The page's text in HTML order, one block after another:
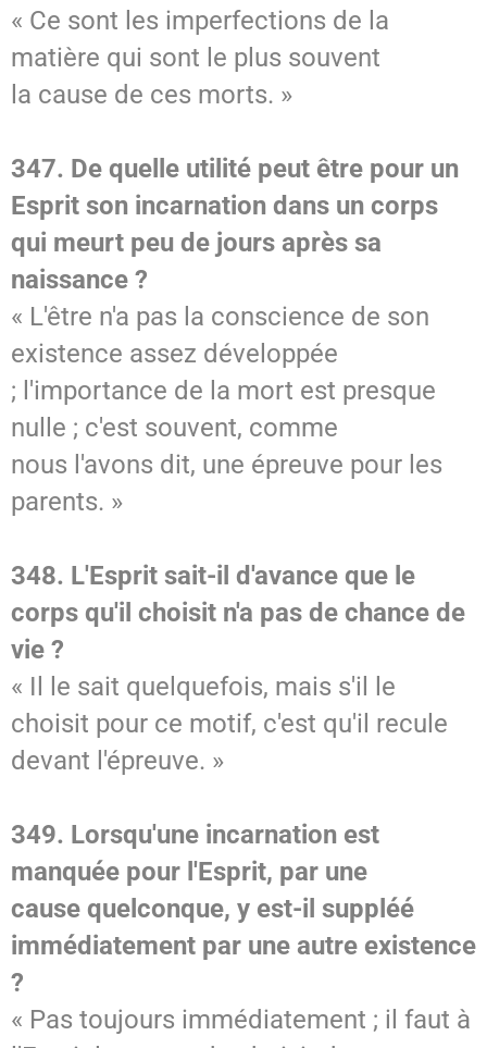
« Ce sont les imperfections de la
matière qui sont le plus souvent
la cause de ces morts. »
347. De quelle utilité peut être pour un
Esprit son incarnation dans un corps
qui meurt peu de jours après sa
naissance ?
« L'être n'a pas la conscience de son
existence assez développée
; l'importance de la mort est presque
nulle ; c'est souvent, comme
nous l'avons dit, une épreuve pour les
parents. »
348. L'Esprit sait-il d'avance que le
corps qu'il choisit n'a pas de chance de
vie ?
« Il le sait quelquefois, mais s'il le
choisit pour ce motif, c'est qu'il recule
devant l'épreuve. »
349. Lorsqu'une incarnation est
manquée pour l'Esprit, par une
cause quelconque, y est-il suppléé
immédiatement par une autre existence
?
« Pas toujours immédiatement ; il faut à